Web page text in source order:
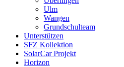
Ulm
Wangen
Grundschulteam
Unterstützen
SFZ Kollektion
SolarCar Projekt
Horizon